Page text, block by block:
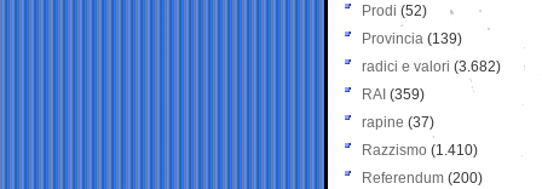
Prodi (52)
Provincia (139)
radici e valori (3.682)
RAI (359)
rapine (37)
Razzismo (1.410)
Referendum (200)